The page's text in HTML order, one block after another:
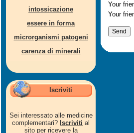
intossicazione
essere in forma
microrganismi patogeni
carenza di minerali
Iscriviti
Sei interessato alle medicine
complementari? Iscriviti al
sito per ricevere la
Your
Your